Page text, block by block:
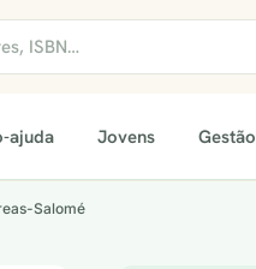
ajuda Jovens Gestão
Salomé